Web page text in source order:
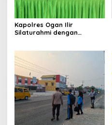
Kapolres Ogan Ilir
Silaturahmi dengan
Kamtibmas dan Antisipasi
Karhutla